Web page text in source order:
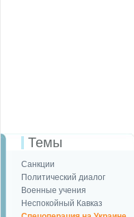
Темы
Санкции
Политический диалог
Военные учения
Неспокойный Кавказ